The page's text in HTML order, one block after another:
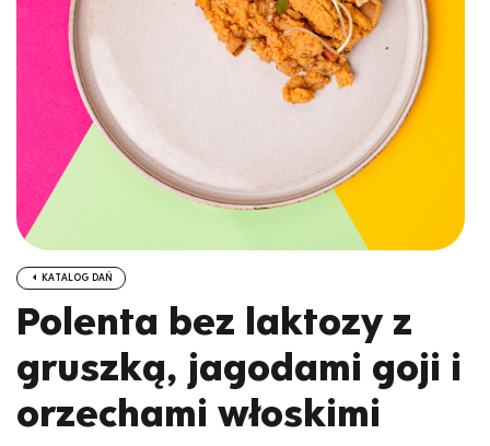
KATALOG DAŃ
Polenta bez laktozy z
gruszką, jagodami goji i
orzechami włoskimi